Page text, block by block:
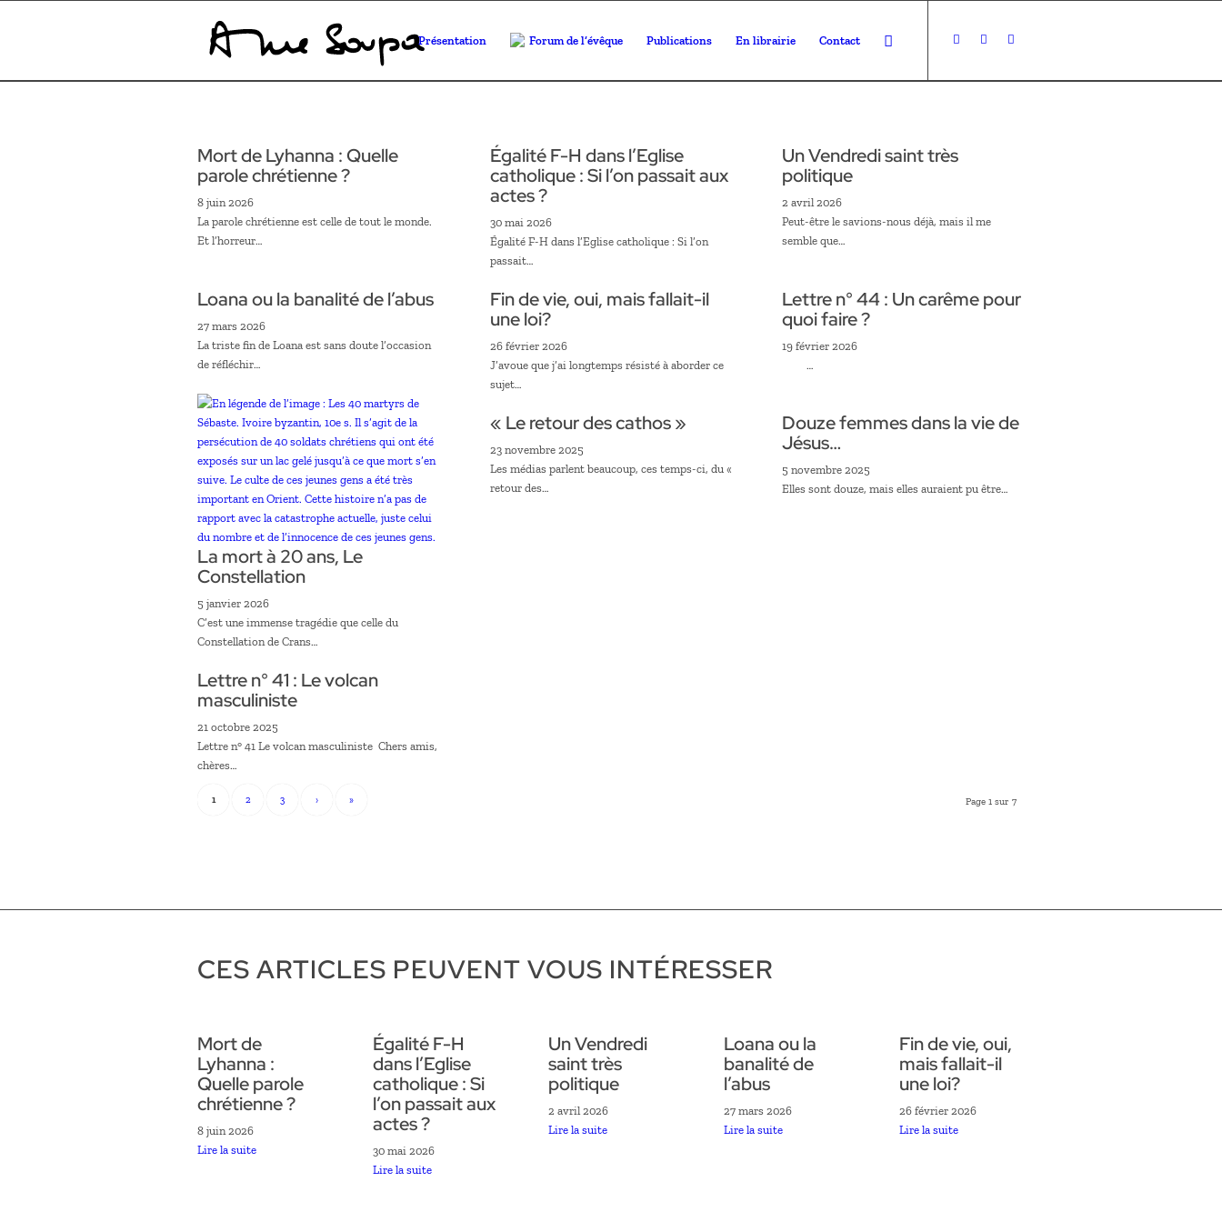
Présentation Forum de l’évêque Publications En librairie Contact
Mort de Lyhanna : Quelle
parole chrétienne ?
8 juin 2026
La parole chrétienne est celle de tout le monde.
Et l’horreur…
Égalité F-H dans l’Eglise
catholique : Si l’on passait aux
actes ?
30 mai 2026
Égalité F-H dans l’Eglise catholique : Si l’on
passait…
Un Vendredi saint très
politique
2 avril 2026
Peut-être le savions-nous déjà, mais il me
semble que…
Loana ou la banalité de l’abus
27 mars 2026
La triste fin de Loana est sans doute l’occasion
de réfléchir…
Fin de vie, oui, mais fallait-il
une loi?
26 février 2026
J’avoue que j’ai longtemps résisté à aborder ce
sujet…
Lettre n° 44 : Un carême pour
quoi faire ?
19 février 2026
…
La mort à 20 ans, Le
Constellation
5 janvier 2026
C’est une immense tragédie que celle du
Constellation de Crans…
« Le retour des cathos »
23 novembre 2025
Les médias parlent beaucoup, ces temps-ci, du «
retour des…
Douze femmes dans la vie de
Jésus…
5 novembre 2025
Elles sont douze, mais elles auraient pu être…
Lettre n° 41 : Le volcan
masculiniste
21 octobre 2025
Lettre n° 41 Le volcan masculiniste Chers amis,
chères…
Page 1 sur 7
1 2 3 › »
CES ARTICLES PEUVENT VOUS INTÉRESSER
Mort de
Lyhanna :
Quelle parole
chrétienne ?
8 juin 2026
Lire la suite
Égalité F-H
dans l’Eglise
catholique : Si
l’on passait aux
actes ?
30 mai 2026
Lire la suite
Un Vendredi
saint très
politique
2 avril 2026
Lire la suite
Loana ou la
banalité de
l’abus
27 mars 2026
Lire la suite
Fin de vie, oui,
mais fallait-il
une loi?
26 février 2026
Lire la suite